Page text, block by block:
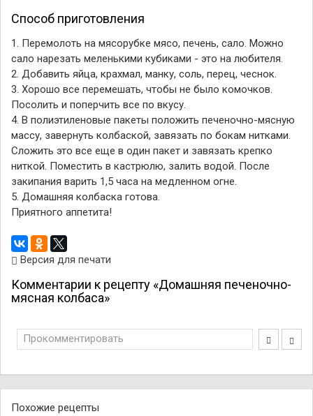
Способ приготовления
1. Перемолоть на мясорубке мясо, печень, сало. Можно
сало нарезать меленькими кубиками - это на любителя.
2. Добавить яйца, крахмал, манку, соль, перец, чеснок.
3. Хорошо все перемешать, чтобы не было комочков.
Посолить и поперчить все по вкусу.
4. В полиэтиленовые пакеты положить печеночно-мясную
массу, завернуть колбаской, завязать по бокам нитками.
Сложить это все еще в один пакет и завязать крепко
ниткой. Поместить в кастрюлю, залить водой. После
закипания варить 1,5 часа на медленном огне.
5. Домашняя колбаска готова.
Приятного аппетита!
Версия для печати
Комментарии к рецепту «Домашняя печеночно-
мясная колбаса»
Прокомментировать
Похожие рецепты